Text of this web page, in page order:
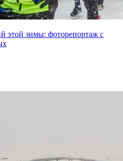
этой зимы: фоторепортаж с